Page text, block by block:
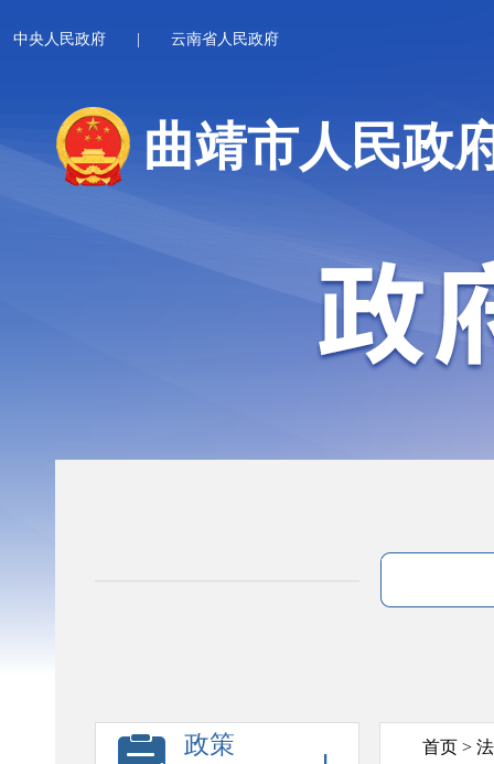
中央人民政府 云南省人民政府
曲靖市人民政
政策
首页 >